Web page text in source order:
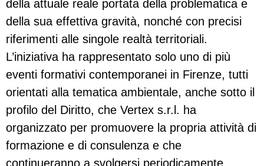
della attuale reale portata della problematica e
della sua effettiva gravità, nonché con precisi
riferimenti alle singole realtà territoriali.
L’iniziativa ha rappresentato solo uno di più
eventi formativi contemporanei in Firenze, tutti
orientati alla tematica ambientale, anche sotto il
profilo del Diritto, che Vertex s.r.l. ha
organizzato per promuovere la propria attività di
formazione e di consulenza e che
continueranno a svolgersi periodicamente,